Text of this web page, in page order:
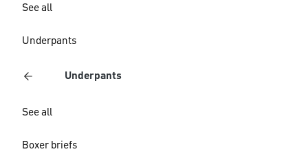
See all
Underpants
Underpants
See all
Boxer briefs